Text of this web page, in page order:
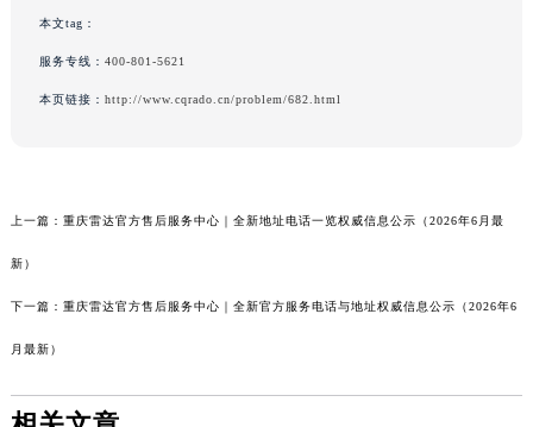
本文tag：
服务专线： 400-801-5621
本页链接： http://www.cqrado.cn/problem/682.html
上一篇： 重庆雷达官方售后服务中心｜全新地址电话一览权威信息公示（2026年6月最
新）
下一篇： 重庆雷达官方售后服务中心｜全新官方服务电话与地址权威信息公示（2026年6
月最新）